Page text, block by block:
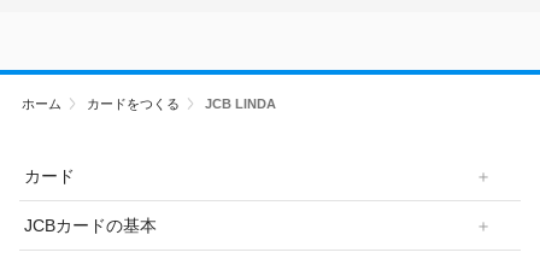
ホーム カードをつくる JCB LINDA
カード
JCBカードの基本